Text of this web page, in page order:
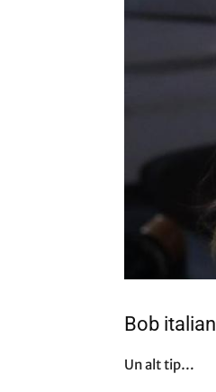
Bob italian
Un alt tip…